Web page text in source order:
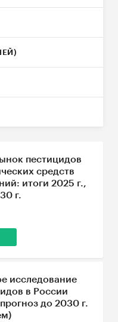
пестицидов
средств
итоги 2025 г.,
г.
исследование
в России
до 2030 г.